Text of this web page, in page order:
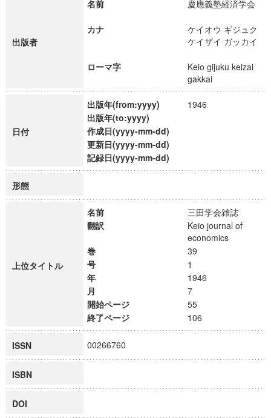
出版者
名前 慶應義塾経済学会
カナ
ケイオウ ギジュク
ケイザイ ガッカイ
ローマ字
Keio gijuku keizai
gakkai
日付
出版年(from:yyyy)
1946
出版年(to:yyyy)
作成日(yyyy-mm-dd)
更新日(yyyy-mm-dd)
記録日(yyyy-mm-dd)
形態
上位タイトル
名前
三田学会雑誌
翻訳
Keio journal of
economics
巻
39
号
1
年
1946
月
7
開始ページ
55
終了ページ
106
ISSN 00266760
ISBN
DOI